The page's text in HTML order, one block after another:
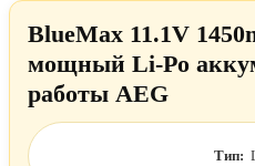
BlueMax 11.1V
мощный Li-Po
работы AEG
Тип: